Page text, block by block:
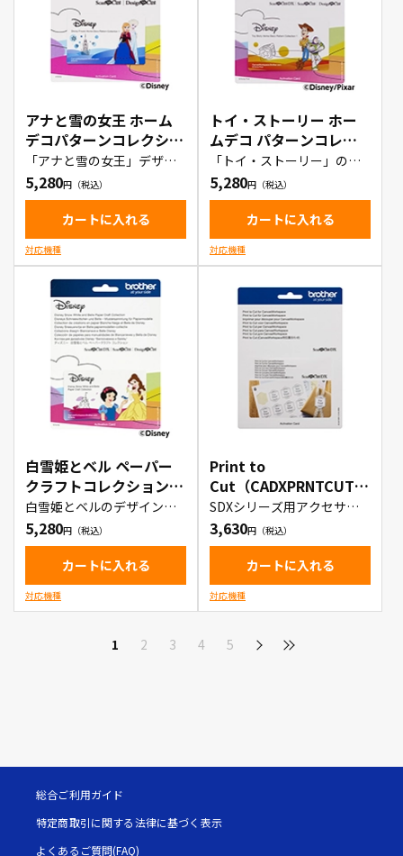
アナと雪の女王 ホーム
デコパターンコレクショ
ン1（CADSNP04）
「アナと雪の女王」デザイ
ンのカットデータが作成で
きるデータ集
5,280
カートに入れる
対応機種
トイ・ストーリー ホー
ムデコ パターンコレク
ション1（CADSNP05）
「トイ・ストーリー」のキ
ャラクターのデザインのカ
ットデータが作成できるデ
ータ集
5,280
カートに入れる
対応機種
白雪姫とベル ペーパー
クラフトコレクション
（CADSNP06）
白雪姫とベルのデザインカ
ットデータが入ったカード
5,280
カートに入れる
対応機種
Print to
Cut（CADXPRNTCUT1
）
SDXシリーズ用アクセサリ
ー
3,630
カートに入れる
対応機種
1 2 3 4 5
総合ご利用ガイド
特定商取引に関する法律に基づく表示
よくあるご質問(FAQ)